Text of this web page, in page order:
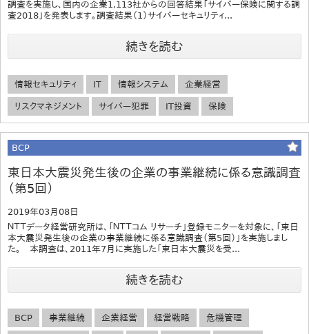
調査を実施し、国内の企業1,113社からの回答結果「サイバー保険に関する調
査2018」を発表します。調査結果（1）サイバーセキュリティ...
続きを読む
情報セキュリティ IT 情報システム 企業経営
リスクマネジメント サイバー犯罪 IT投資 保険
BCP
東日本大震災発生後の企業の事業継続に係る意識調査
（第5回）
2019年03月08日
ＮＴＴデータ経営研究所は、「ＮＴＴコム リサーチ」登録モニターを対象に、「東日
本大震災発生後の企業の事業継続に係る意識調査（第5回）」を実施しまし
た。 本調査は、2011年7月に実施した「東日本大震災を受...
続きを読む
BCP 事業継続 企業経営 経営戦略 危機管理